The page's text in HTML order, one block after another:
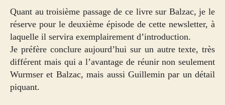
Quant au troisième passage de ce livre sur Balzac, je le
réserve pour le deuxième épisode de cette newsletter, à
laquelle il servira exemplairement d’introduction.
Je préfère conclure aujourd’hui sur un autre texte, très
différent mais qui a l’avantage de réunir non seulement
Wurmser et Balzac, mais aussi Guillemin par un détail
piquant.